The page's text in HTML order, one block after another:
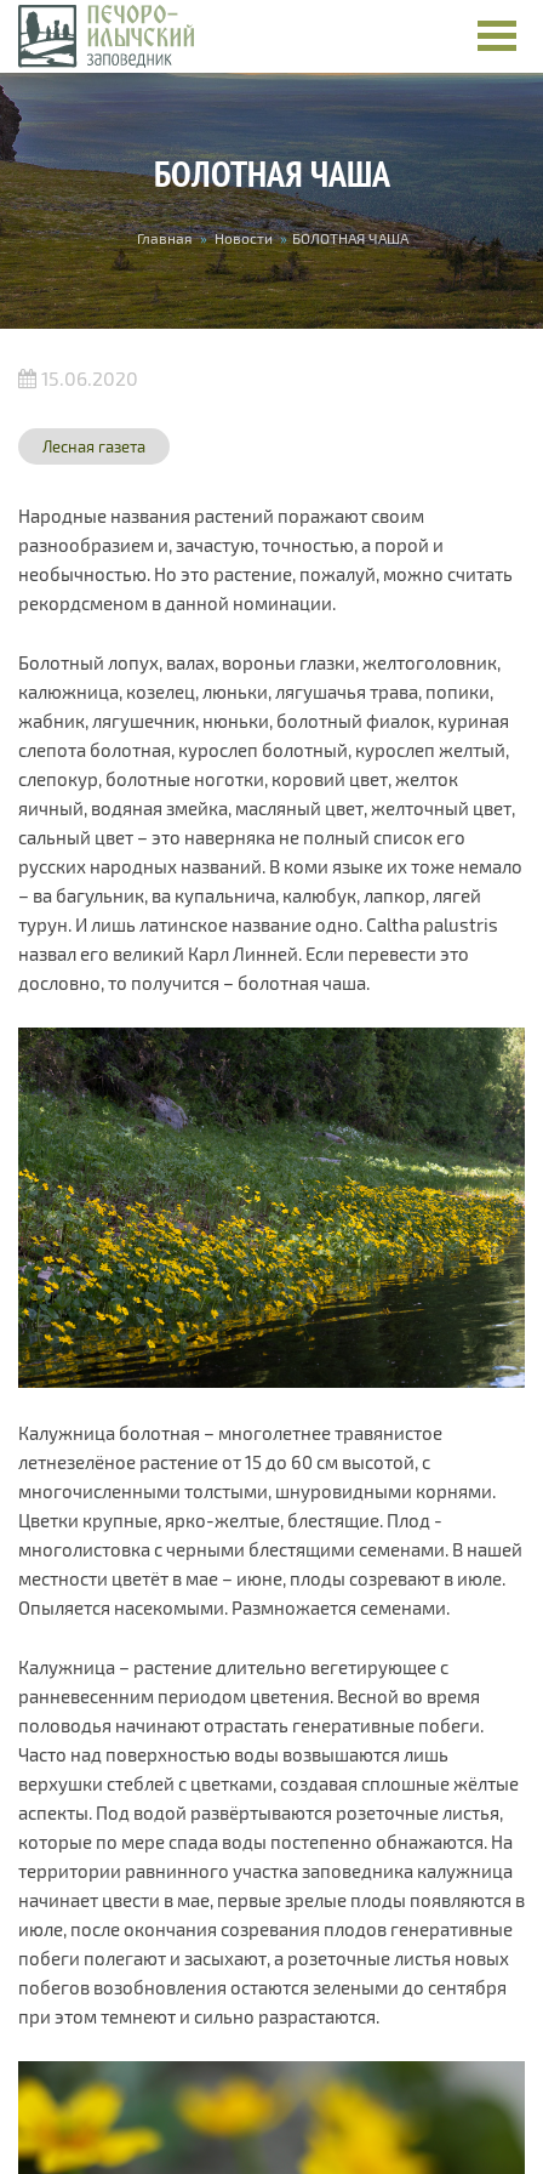
Перейти к основному содержанию
БОЛОТНАЯ ЧАША
Вы здесьГлавная » Новости » БОЛОТНАЯ ЧАША
15.06.2020
Лесная газета
Народные названия растений поражают своим
разнообразием и, зачастую, точностью, а порой и
необычностью. Но это растение, пожалуй, можно считать
рекордсменом в данной номинации.
Болотный лопух, валах, вороньи глазки, желтоголовник,
калюжница, козелец, люньки, лягушачья трава, попики,
жабник, лягушечник, нюньки, болотный фиалок, куриная
слепота болотная, курослеп болотный, курослеп желтый,
слепокур, болотные ноготки, коровий цвет, желток
яичный, водяная змейка, масляный цвет, желточный цвет,
сальный цвет – это наверняка не полный список его
русских народных названий. В коми языке их тоже немало
– ва багульник, ва купальнича, калюбук, лапкор, лягей
турун. И лишь латинское название одно. Caltha palustris
назвал его великий Карл Линней. Если перевести это
дословно, то получится – болотная чаша.
Калужница болотная – многолетнее травянистое
летнезелёное растение от 15 до 60 см высотой, с
многочисленными толстыми, шнуровидными корнями.
Цветки крупные, ярко-желтые, блестящие. Плод -
многолистовка с черными блестящими семенами. В нашей
местности цветёт в мае – июне, плоды созревают в июле.
Опыляется насекомыми. Размножается семенами.
Калужница – растение длительно вегетирующее с
ранневесенним периодом цветения. Весной во время
половодья начинают отрастать генеративные побеги.
Часто над поверхностью воды возвышаются лишь
верхушки стеблей с цветками, создавая сплошные жёлтые
аспекты. Под водой развёртываются розеточные листья,
которые по мере спада воды постепенно обнажаются. На
территории равнинного участка заповедника калужница
начинает цвести в мае, первые зрелые плоды появляются в
июле, после окончания созревания плодов генеративные
побеги полегают и засыхают, а розеточные листья новых
побегов возобновления остаются зелеными до сентября
при этом темнеют и сильно разрастаются.